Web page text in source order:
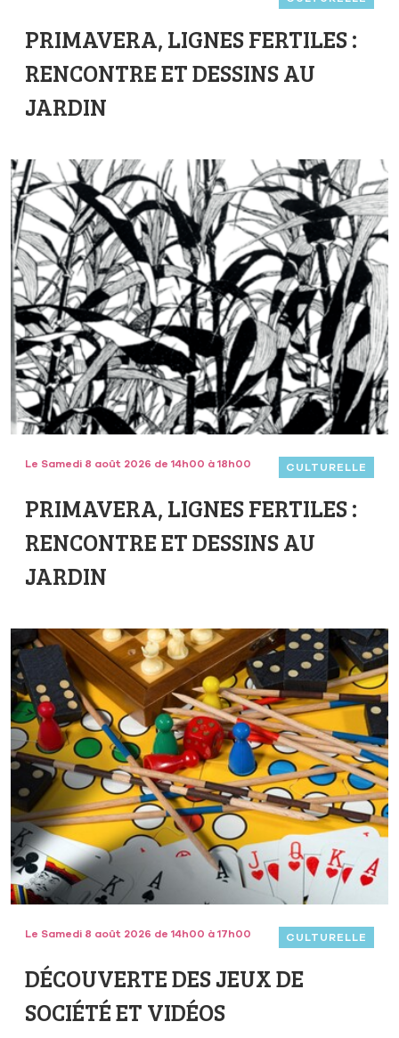
PRIMAVERA, LIGNES FERTILES :
RENCONTRE ET DESSINS AU
JARDIN
Le Samedi 8 août 2026 de 14h00 à 18h00 CULTURELLE
PRIMAVERA, LIGNES FERTILES :
RENCONTRE ET DESSINS AU
JARDIN
Le Samedi 8 août 2026 de 14h00 à 17h00 CULTURELLE
DÉCOUVERTE DES JEUX DE
SOCIÉTÉ ET VIDÉOS